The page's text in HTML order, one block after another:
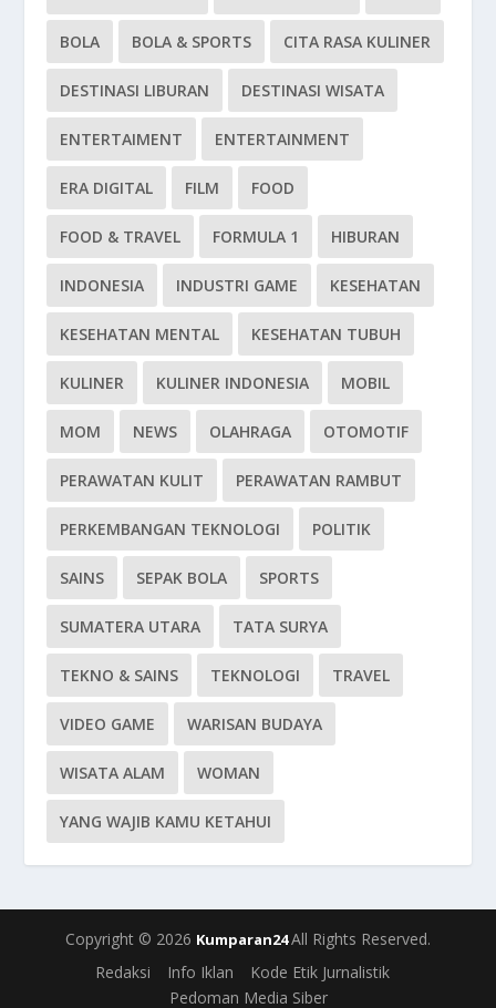
BOLA BOLA & SPORTS CITA RASA KULINER
DESTINASI LIBURAN DESTINASI WISATA
ENTERTAIMENT ENTERTAINMENT
ERA DIGITAL FILM FOOD
FOOD & TRAVEL FORMULA 1 HIBURAN
INDONESIA INDUSTRI GAME KESEHATAN
KESEHATAN MENTAL KESEHATAN TUBUH
KULINER KULINER INDONESIA MOBIL
MOM NEWS OLAHRAGA OTOMOTIF
PERAWATAN KULIT PERAWATAN RAMBUT
PERKEMBANGAN TEKNOLOGI POLITIK
SAINS SEPAK BOLA SPORTS
SUMATERA UTARA TATA SURYA
TEKNO & SAINS TEKNOLOGI TRAVEL
VIDEO GAME WARISAN BUDAYA
WISATA ALAM WOMAN
YANG WAJIB KAMU KETAHUI
Copyright © 2026 Kumparan24All Rights Reserved.
Redaksi
Info Iklan
Kode Etik Jurnalistik
Pedoman Media Siber